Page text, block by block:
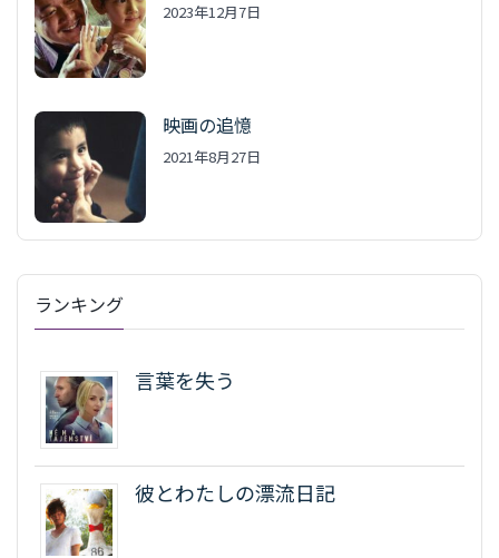
2023年12月7日
映画の追憶
2021年8月27日
ランキング
言葉を失う
彼とわたしの漂流日記